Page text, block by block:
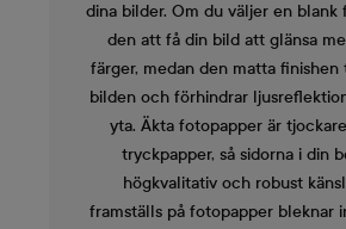
dina bilder. Om du väljer en blank
den att få din bild att glänsa
färger, medan den matta
bilden och förhindrar
yta. Äkta fotopapper är
tryckpapper, så sidorna i din
högkvalitativ och robust
framställs på fotopapper bleknar